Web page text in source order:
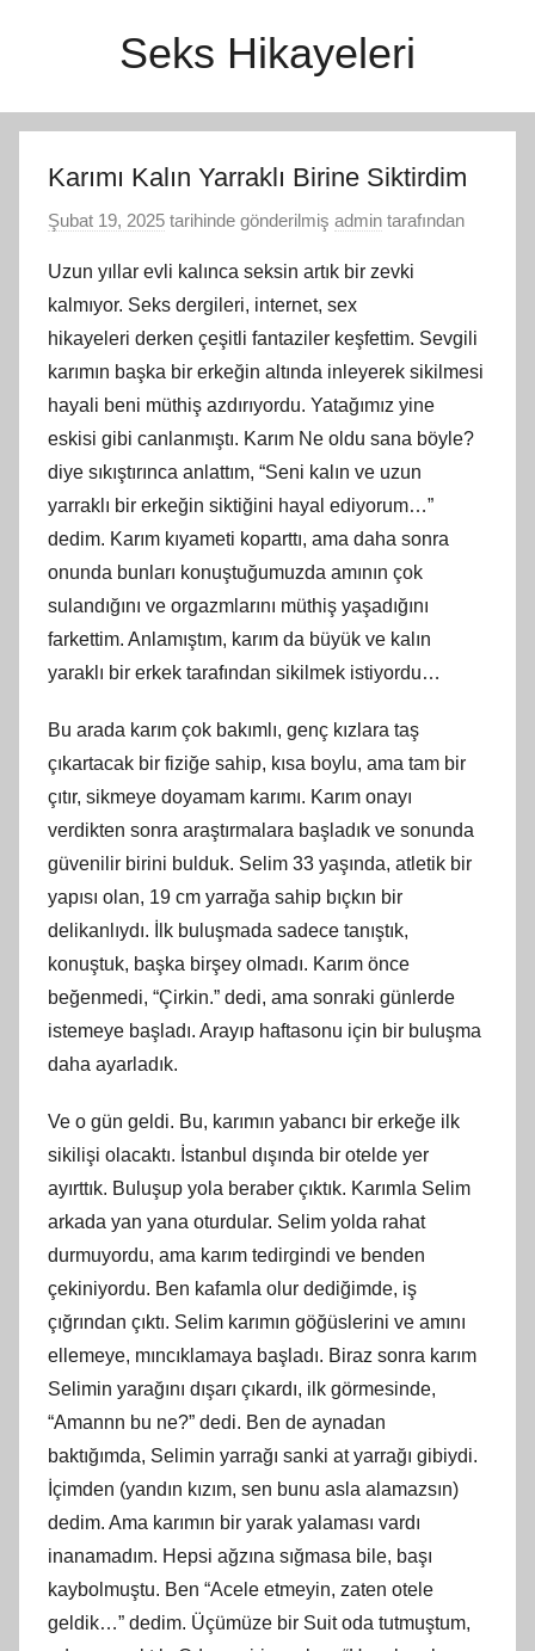
Seks Hikayeleri
Karımı Kalın Yarraklı Birine Siktirdim
Şubat 19, 2025 tarihinde gönderilmiş admin tarafından
Uzun yıllar evli kalınca seksin artık bir zevki
kalmıyor. Seks dergileri, internet, sex
hikayeleri derken çeşitli fantaziler keşfettim. Sevgili
karımın başka bir erkeğin altında inleyerek sikilmesi
hayali beni müthiş azdırıyordu. Yatağımız yine
eskisi gibi canlanmıştı. Karım Ne oldu sana böyle?
diye sıkıştırınca anlattım, “Seni kalın ve uzun
yarraklı bir erkeğin siktiğini hayal ediyorum…”
dedim. Karım kıyameti koparttı, ama daha sonra
onunda bunları konuştuğumuzda amının çok
sulandığını ve orgazmlarını müthiş yaşadığını
farkettim. Anlamıştım, karım da büyük ve kalın
yaraklı bir erkek tarafından sikilmek istiyordu…
Bu arada karım çok bakımlı, genç kızlara taş
çıkartacak bir fiziğe sahip, kısa boylu, ama tam bir
çıtır, sikmeye doyamam karımı. Karım onayı
verdikten sonra araştırmalara başladık ve sonunda
güvenilir birini bulduk. Selim 33 yaşında, atletik bir
yapısı olan, 19 cm yarrağa sahip bıçkın bir
delikanlıydı. İlk buluşmada sadece tanıştık,
konuştuk, başka birşey olmadı. Karım önce
beğenmedi, “Çirkin.” dedi, ama sonraki günlerde
istemeye başladı. Arayıp haftasonu için bir buluşma
daha ayarladık.
Ve o gün geldi. Bu, karımın yabancı bir erkeğe ilk
sikilişi olacaktı. İstanbul dışında bir otelde yer
ayırttık. Buluşup yola beraber çıktık. Karımla Selim
arkada yan yana oturdular. Selim yolda rahat
durmuyordu, ama karım tedirgindi ve benden
çekiniyordu. Ben kafamla olur dediğimde, iş
çığrından çıktı. Selim karımın göğüslerini ve amını
ellemeye, mıncıklamaya başladı. Biraz sonra karım
Selimin yarağını dışarı çıkardı, ilk görmesinde,
“Amannn bu ne?” dedi. Ben de aynadan
baktığımda, Selimin yarrağı sanki at yarrağı gibiydi.
İçimden (yandın kızım, sen bunu asla alamazsın)
dedim. Ama karımın bir yarak yalaması vardı
inanamadım. Hepsi ağzına sığmasa bile, başı
kaybolmuştu. Ben “Acele etmeyin, zaten otele
geldik…” dedim. Üçümüze bir Suit oda tutmuştum,